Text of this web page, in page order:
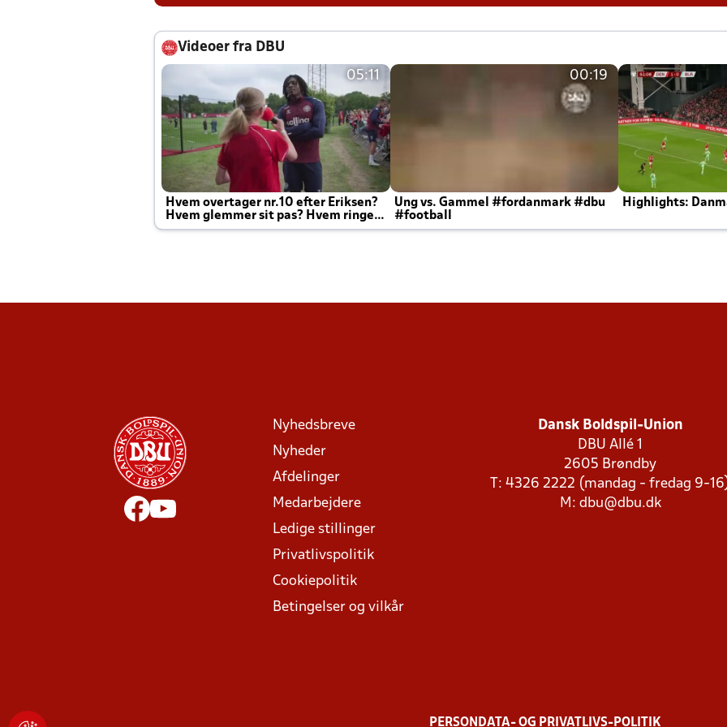
Videoer fra DBU
05:11
Hvem overtager nr.10 efter Eriksen?
Hvem glemmer sit pas? Hvem ringer
Joachim altid til efter kampe?
00:19
Ung vs. Gammel #fordanmark #dbu
#football
Highlights:
Nyhedsbreve
Nyheder
Afdelinger
Medarbejdere
Ledige stillinger
Privatlivspolitik
Cookiepolitik
Betingelser og vilkår
Dansk Boldspil-Union
DBU Allé 1
2605 Brøndby
T: 4326 2222 (mandag - fredag 9-
M: dbu@dbu.dk
PERSONDATA- OG PRIVATLIVS-POLITIK